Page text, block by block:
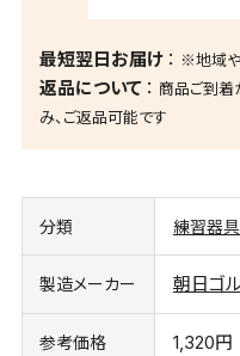
最短翌日お届け ※地域や
返品について
商品ご到
み、ご返品可能です
分類 練習器具
製造メーカー 朝日ゴ
参考価格 1,320円